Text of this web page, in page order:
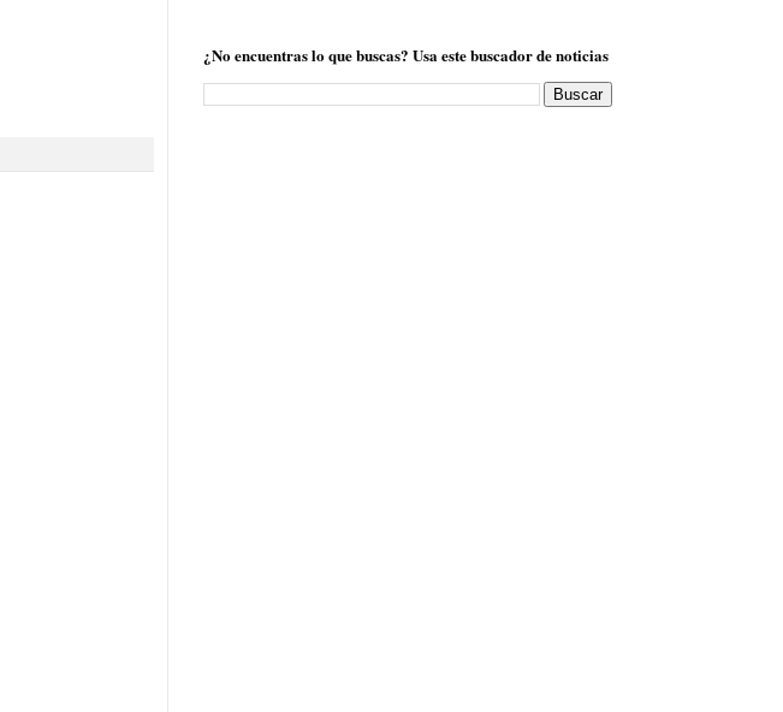
¿No encuentras lo que buscas? Usa este buscador de noticias